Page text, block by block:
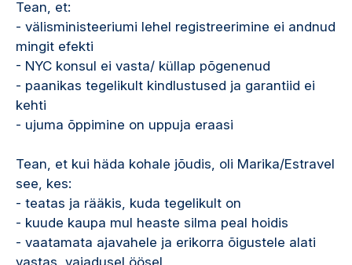
Tean, et:
- välisministeeriumi lehel registreerimine ei andnud
mingit efekti
- NYC konsul ei vasta/ küllap põgenenud
- paanikas tegelikult kindlustused ja garantiid ei
kehti
- ujuma õppimine on uppuja eraasi
Tean, et kui häda kohale jõudis, oli Marika/Estravel
see, kes:
- teatas ja rääkis, kuda tegelikult on
- kuude kaupa mul heaste silma peal hoidis
- vaatamata ajavahele ja erikorra õigustele alati
vastas, vajadusel öösel